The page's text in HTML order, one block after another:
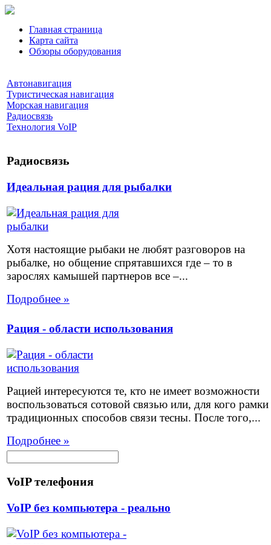
Главная страница
Карта сайта
Обзоры оборудования
Автонавигация
Туристическая навигация
Морская навигация
Радиосвязь
Технология VoIP
Радиосвязь
Идеальная рация для рыбалки
Хотя настоящие рыбаки не любят разговоров на
рыбалке, но общение спрятавшихся где – то в
зарослях камышей партнеров все –...
Подробнее »
Рация - области использования
Рацией интересуются те, кто не имеет возможности
воспользоваться сотовой связью или, для кого рамки
традиционных способов связи тесны. После того,...
Подробнее »
VoIP телефония
VoIP без компьютера - реально